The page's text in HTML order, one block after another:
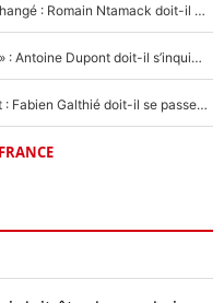
XV de France - Matthieu Jalibert a tout changé : Romain Ntamack doit-il s’inquiéter pour sa place à un an de la Coupe du monde ?
«Le XV de France est meilleur avec Lucu» : Antoine Dupont doit-il s’inquiéter pour sa place ?
Le XV de France a trouvé son remplaçant : Fabien Galthié doit-il se passer d'Antoine Dupont ?